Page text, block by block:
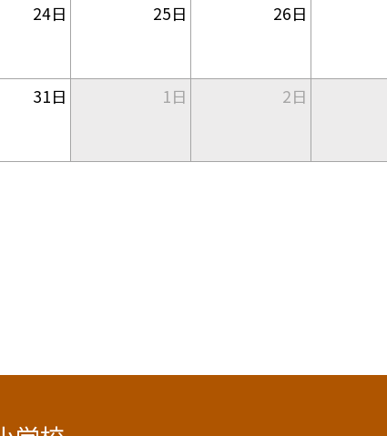
24日 25日 26日
31日 1日 2日